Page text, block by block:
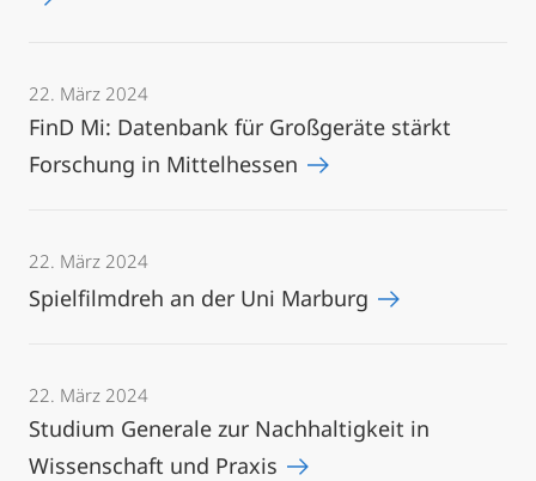
22. März 2024
FinD Mi: Datenbank für Großgeräte stärkt
Forschung in Mittelhessen
22. März 2024
Spielfilmdreh an der Uni Marburg
22. März 2024
Studium Generale zur Nachhaltigkeit in
Wissenschaft und Praxis